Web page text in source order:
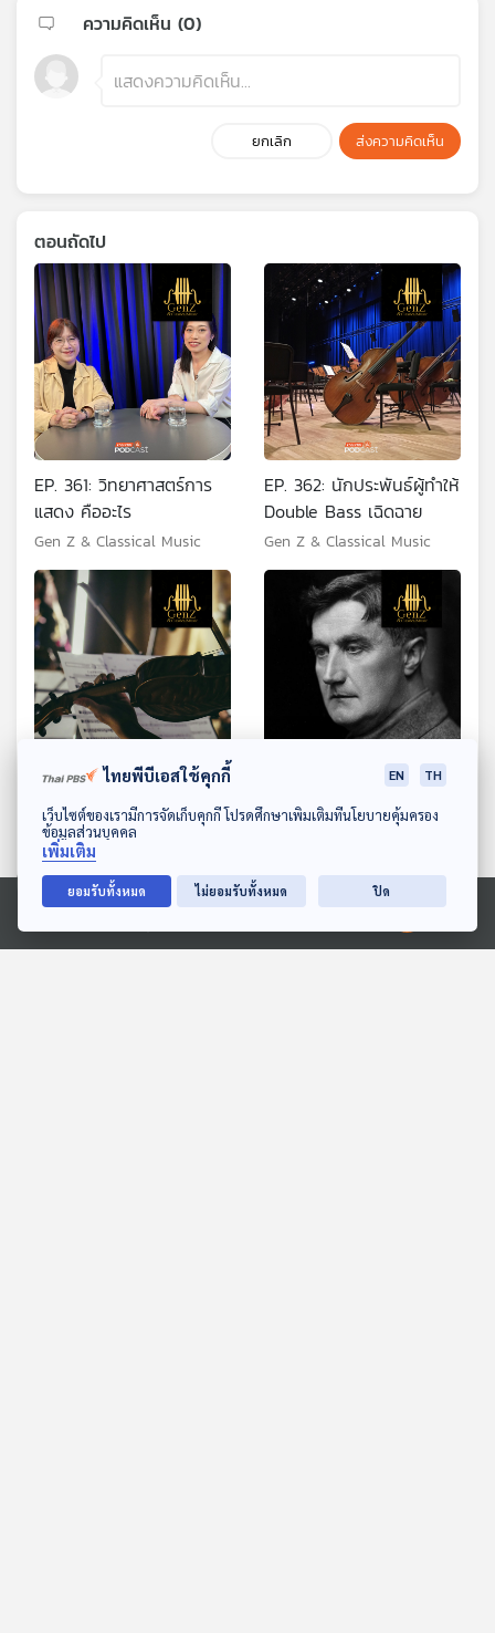
ดาวน์โหลด Thai PBS Podcast Application
Ⓒ 2020 องค์การกระจายเสียงและแพร่ภาพสาธารณะแห่งประเทศไทย
ความคิดเห็น (0)
ยกเลิก ส่งความคิดเห็น
ตอนถัดไป
EP. 361: วิทยาศาสตร์การ
แสดง คืออะไร
Gen Z & Classical Music
EP. 362: นักประพันธ์ผู้ทำให้
Double Bass เฉิดฉาย
Gen Z & Classical Music
EP. 363: นักประพันธ์ผู้ทำให้
Viola เฉิดฉาย
Gen Z & Classical Music
EP. 364: Ralph Vaughan
Williams นักประพันธ์ผู้
อังกฤษ
ตอนที่เกี่ยวข้อง
ไทยพีบีเอสใช้คุกกี้ EN TH
เว็บไซต์ของเรามีการจัดเก็บคุกกี้ โปรดศึกษาเพิ่มเติมที่นโยบายคุ้มครอง
ข้อมูลส่วนบุคคล
เพิ่มเติม
ยอมรับทั้งหมด ไม่ยอมรับทั้งหมด ปิด